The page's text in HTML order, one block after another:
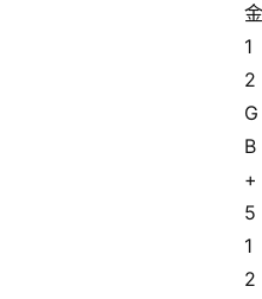
金
1
2
G
B
+
5
1
2